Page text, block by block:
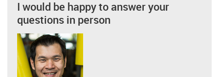
I would be happy to answer your
questions in person